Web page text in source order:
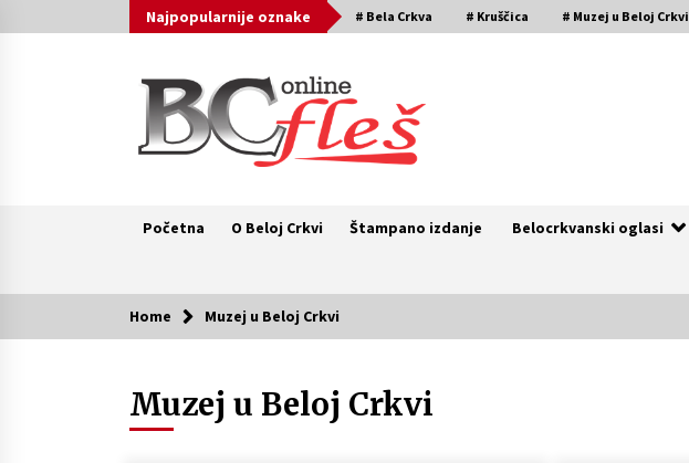
to
Najpopularnije oznake # Bela Crkva # Kruščica # Muzej u Beloj Crkvi
Početna O Beloj Crkvi Štampano izdanje Belocrkvanski oglasi
Priča dana
Naši tragovi – Božićna radionica u
Kruščici (VIDEO)
Home Muzej u Beloj Crkvi
Muzej u Beloj Crkvi